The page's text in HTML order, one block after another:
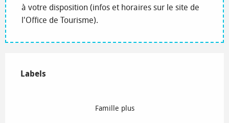
à votre disposition (infos et horaires sur le site de
l'Office de Tourisme).
Labels
Labels
Famille plus